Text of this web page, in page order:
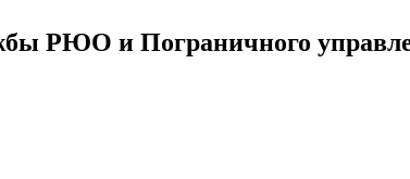
РЮО и Пограничного